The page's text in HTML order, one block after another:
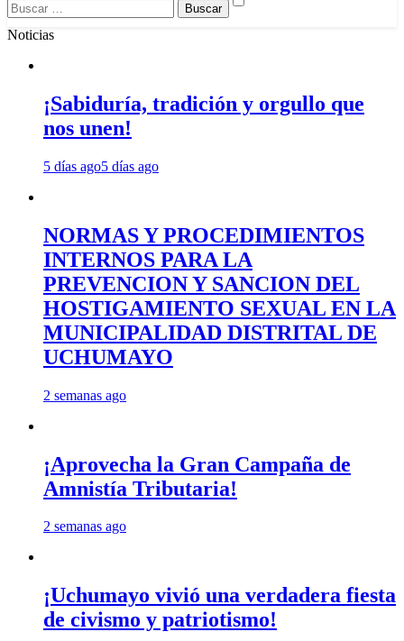
Buscar:
Noticias
¡Sabiduría, tradición y orgullo que
nos unen!
5 días ago5 días ago
NORMAS Y PROCEDIMIENTOS
INTERNOS PARA LA
PREVENCION Y SANCION DEL
HOSTIGAMIENTO SEXUAL EN LA
MUNICIPALIDAD DISTRITAL DE
UCHUMAYO
2 semanas ago
¡Aprovecha la Gran Campaña de
Amnistía Tributaria!
2 semanas ago
¡Uchumayo vivió una verdadera fiesta
de civismo y patriotismo!